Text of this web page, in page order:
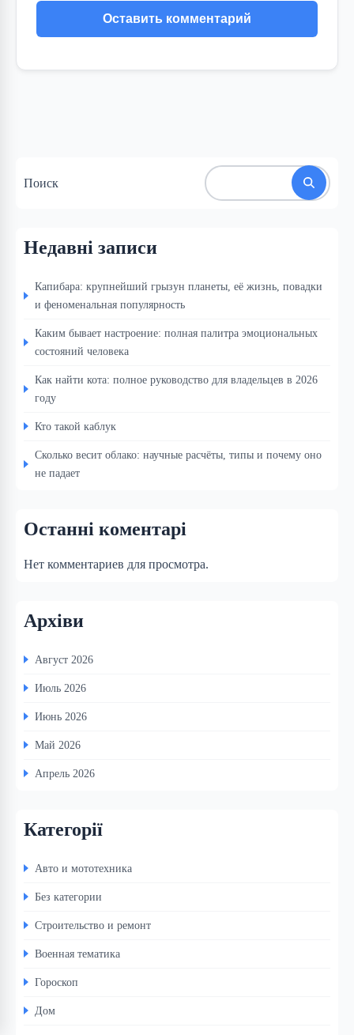
Поиск
Недавні записи
Капибара: крупнейший грызун планеты, её жизнь, повадки
и феноменальная популярность
Каким бывает настроение: полная палитра эмоциональных
состояний человека
Как найти кота: полное руководство для владельцев в 2026
году
Кто такой каблук
Сколько весит облако: научные расчёты, типы и почему оно
не падает
Останні коментарі
Нет комментариев для просмотра.
Архіви
Август 2026
Июль 2026
Июнь 2026
Май 2026
Апрель 2026
Категорії
Авто и мототехника
Без категории
Строительство и ремонт
Военная тематика
Гороскоп
Дом